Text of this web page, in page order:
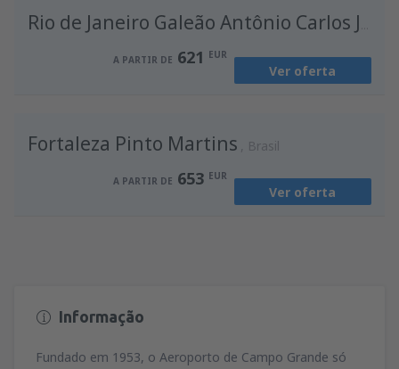
A PARTIR DE 621 EUR
Ver oferta
Fortaleza Pinto Martins Brasil
A PARTIR DE 653 EUR
Ver oferta
Informação
Fundado em 1953, o Aeroporto de Campo Grande só